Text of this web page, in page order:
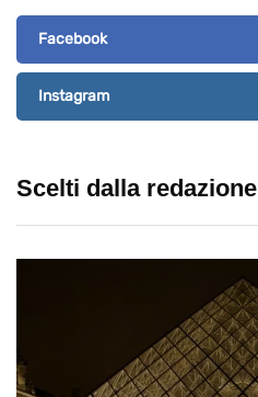
Facebook
Instagram
Scelti dalla redazione